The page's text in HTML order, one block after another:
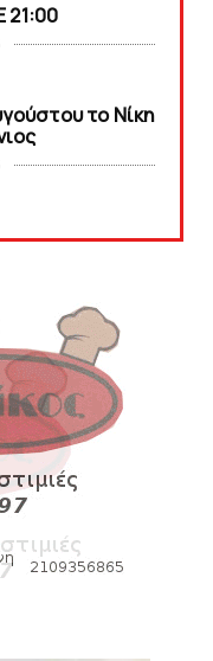
21:00
το Νίκη
«γεμίζει»
στις 21:00
τα διαρκείας